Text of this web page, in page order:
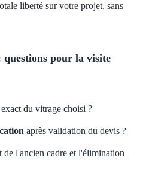
liberté sur votre projet, sans
pour la visite
exact du vitrage choisi ?
après validation du devis ?
de l'ancien cadre et l'élimination